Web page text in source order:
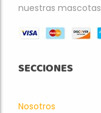
nuestras
SECCIONES
Nosotros